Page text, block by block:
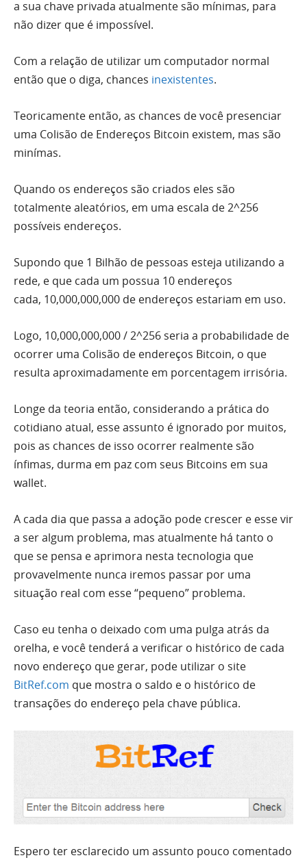
a sua chave privada atualmente são mínimas, para
não dizer que é impossível.
Com a relação de utilizar um computador normal
então que o diga, chances inexistentes.
Teoricamente então, as chances de você presenciar
uma Colisão de Endereços Bitcoin existem, mas são
minímas.
Quando os endereços são criados eles são
totalmente aleatórios, em uma escala de 2^256
possíveis endereços.
Supondo que 1 Bilhão de pessoas esteja utilizando a
rede, e que cada um possua 10 endereços
cada, 10,000,000,000 de endereços estariam em uso.
Logo, 10,000,000,000 / 2^256 seria a probabilidade de
ocorrer uma Colisão de endereços Bitcoin, o que
resulta aproximadamente em porcentagem irrisória.
Longe da teoria então, considerando a prática do
cotidiano atual, esse assunto é ignorado por muitos,
pois as chances de isso ocorrer realmente são
ínfimas, durma em paz com seus Bitcoins em sua
wallet.
A cada dia que passa a adoção pode crescer e esse vir
a ser algum problema, mas atualmente há tanto o
que se pensa e aprimora nesta tecnologia que
provavelmente nunca iremos passar por uma
situação real com esse “pequeno” problema.
Caso eu tenha o deixado com uma pulga atrás da
orelha, e você tenderá a verificar o histórico de cada
novo endereço que gerar, pode utilizar o site
BitRef.com que mostra o saldo e o histórico de
transações do endereço pela chave pública.
Espero ter esclarecido um assunto pouco comentado